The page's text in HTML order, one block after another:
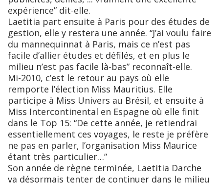
expérience” dit-elle.
Laetitia part ensuite à Paris pour des études de
gestion, elle y restera une année. “J’ai voulu faire
du mannequinnat à Paris, mais ce n’est pas
facile d’allier études et défilés, et en plus le
milieu n’est pas facile là-bas” reconnaît-elle.
Mi-2010, c’est le retour au pays où elle
remporte l’élection Miss Mauritius. Elle
participe à Miss Univers au Brésil, et ensuite à
Miss Intercontinental en Espagne où elle finit
dans le Top 15: “De cette année, je retiendrai
essentiellement ces voyages, le reste je préfère
ne pas en parler, l’organisation Miss Maurice
étant très particulier…”
Son année de règne terminée, Laetitia Darche
va désormais tenter de continuer dans le milieu